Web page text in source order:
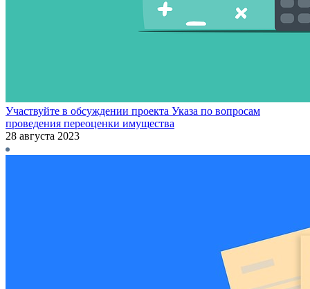
Участвуйте в обсуждении проекта Указа по вопросам
проведения переоценки имущества
28 августа 2023